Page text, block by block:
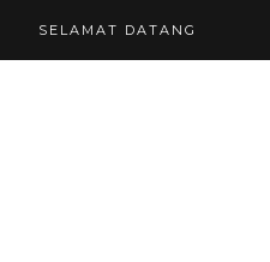
SELAMAT DATANG